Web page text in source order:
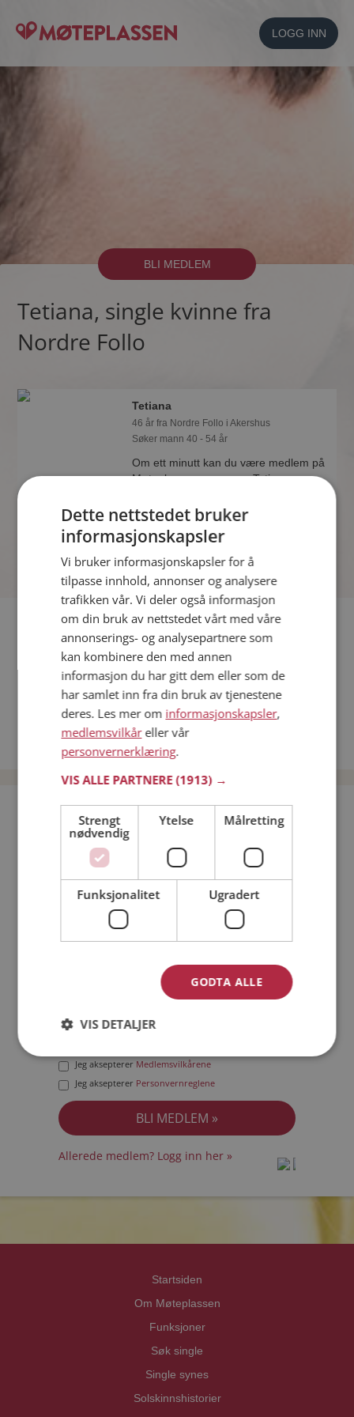
LOGG INN
BLI MEDLEM
Tetiana, single kvinne fra
Nordre Follo
Tetiana
46 år fra Nordre Follo i Akershus
Søker mann 40 - 54 år
Om ett minutt kan du være medlem på
Møteplassen, og se om Tetiana er
lettere å finne kjærligheten på nettet!
Fler single
Flere singlekvinner fra Nordre Follo:Sommer
Limefield
Bli medlem gratis!
Jeg er en: Mann Kvinne
Min alder:
Jeg aksepterer Medlemsvilkårene
Jeg aksepterer Personvernreglene
Allerede medlem? Logg inn her »
Startsiden
Om Møteplassen
Funksjoner
Søk single
Single synes
Solskinnshistorier
Dette nettstedet bruker
informasjonskapsler
Vi bruker informasjonskapsler for å
tilpasse innhold, annonser og analysere
trafikken vår. Vi deler også informasjon
om din bruk av nettstedet vårt med våre
annonserings- og analysepartnere som
kan kombinere den med annen
informasjon du har gitt dem eller som de
har samlet inn fra din bruk av tjenestene
deres. Les mer om informasjonskapsler,
medlemsvilkåreller vår
personvernerklæring.
VIS ALLE PARTNERE(1913) →
Strengt
nødvendig
Ytelse Målretting
Funksjonalitet Ugradert
GODTA ALLE
VIS DETALJER